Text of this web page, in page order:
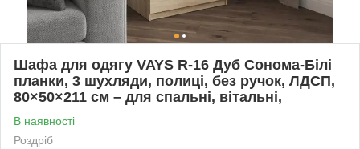
Шафа для одягу VAYS R-16 Дуб Сонома-Білі
планки, 3 шухляди, полиці, без ручок, ЛДСП,
80×50×211 см – для спальні, вітальні,
В наявності
Роздріб